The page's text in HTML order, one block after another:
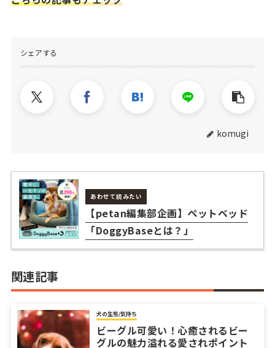
シェアする
komugi
あわせて読みたい
【petan編集部企画】ペットベッド
「DoggyBaseとは？」
関連記事
犬の生態/気持ち
ビーグル可愛い！心癒されるビー
グルの魅力溢れる愛されポイント